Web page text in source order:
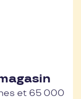
et 65 000